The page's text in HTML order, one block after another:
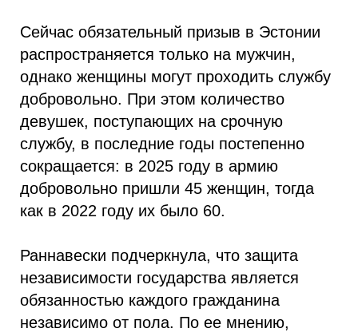
Сейчас обязательный призыв в Эстонии
распространяется только на мужчин,
однако женщины могут проходить службу
добровольно. При этом количество
девушек, поступающих на срочную
службу, в последние годы постепенно
сокращается: в 2025 году в армию
добровольно пришли 45 женщин, тогда
как в 2022 году их было 60.
Раннавески подчеркнула, что защита
независимости государства является
обязанностью каждого гражданина
независимо от пола. По ее мнению,